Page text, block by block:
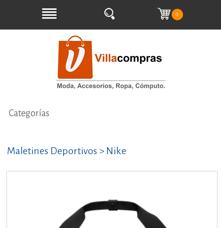
0
Categorías
Maletines Deportivos > Nike